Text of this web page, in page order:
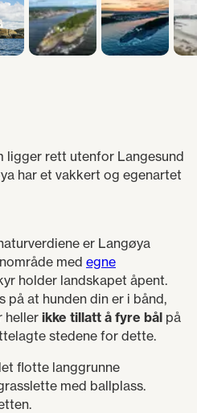
ligger rett utenfor Langesund
har et vakkert og egenartet
er Langøya
med egne
holder landskapet åpent.
på at hunden din er i bånd,
hellerikke tillatt å fyre bål på
stedene for dette.
flotte langgrunne
med ballplass.